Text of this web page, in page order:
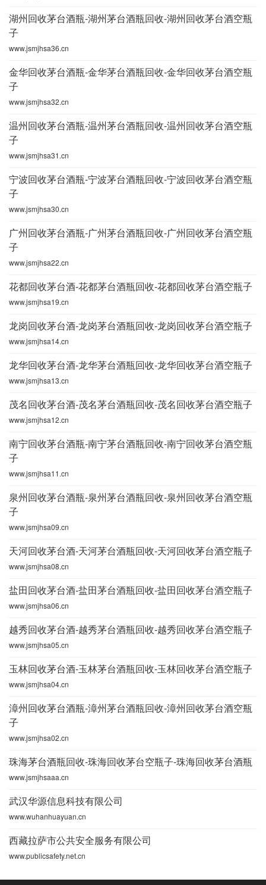
湖州回收茅台酒瓶-湖州茅台酒瓶回收-湖州回收茅台酒空瓶
子
www.jsmjhsa36.cn
金华回收茅台酒瓶-金华茅台酒瓶回收-金华回收茅台酒空瓶
子
www.jsmjhsa32.cn
温州回收茅台酒瓶-温州茅台酒瓶回收-温州回收茅台酒空瓶
子
www.jsmjhsa31.cn
宁波回收茅台酒瓶-宁波茅台酒瓶回收-宁波回收茅台酒空瓶
子
www.jsmjhsa30.cn
广州回收茅台酒瓶-广州茅台酒瓶回收-广州回收茅台酒空瓶
子
www.jsmjhsa22.cn
花都回收茅台酒-花都茅台酒瓶回收-花都回收茅台酒空瓶子
www.jsmjhsa19.cn
龙岗回收茅台酒-龙岗茅台酒瓶回收-龙岗回收茅台酒空瓶子
www.jsmjhsa14.cn
龙华回收茅台酒-龙华茅台酒瓶回收-龙华回收茅台酒空瓶子
www.jsmjhsa13.cn
茂名回收茅台酒-茂名茅台酒瓶回收-茂名回收茅台酒空瓶子
www.jsmjhsa12.cn
南宁回收茅台酒瓶-南宁茅台酒瓶回收-南宁回收茅台酒空瓶
子
www.jsmjhsa11.cn
泉州回收茅台酒瓶-泉州茅台酒瓶回收-泉州回收茅台酒空瓶
子
www.jsmjhsa09.cn
天河回收茅台酒-天河茅台酒瓶回收-天河回收茅台酒空瓶子
www.jsmjhsa08.cn
盐田回收茅台酒-盐田茅台酒瓶回收-盐田回收茅台酒空瓶子
www.jsmjhsa06.cn
越秀回收茅台酒-越秀茅台酒瓶回收-越秀回收茅台酒空瓶子
www.jsmjhsa05.cn
玉林回收茅台酒-玉林茅台酒瓶回收-玉林回收茅台酒空瓶子
www.jsmjhsa04.cn
漳州回收茅台酒瓶-漳州茅台酒瓶回收-漳州回收茅台酒空瓶
子
www.jsmjhsa02.cn
珠海茅台酒瓶回收-珠海回收茅台空瓶子-珠海回收茅台酒瓶
www.jsmjhsaaa.cn
武汉华源信息科技有限公司
www.wuhanhuayuan.cn
西藏拉萨市公共安全服务有限公司
www.publicsafety.net.cn